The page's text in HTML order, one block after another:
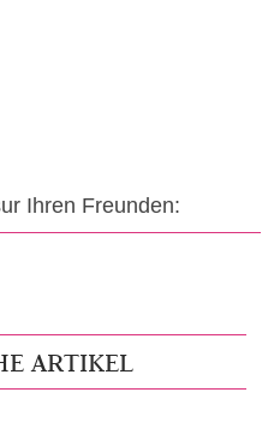
Ihren Freunden:
ARTIKEL